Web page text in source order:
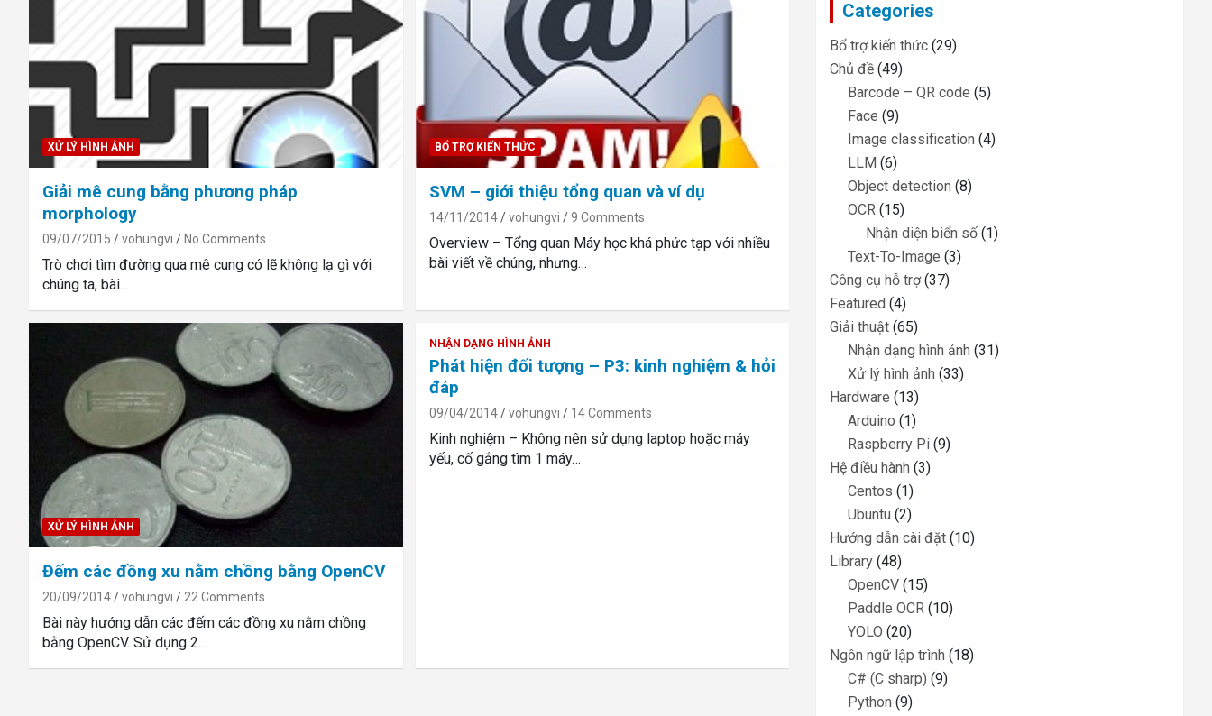
XỬ LÝ HÌNH ẢNH
Giải mê cung bằng phương pháp
morphology
09/07/2015 vohungvi No Comments
Trò chơi tìm đường qua mê cung có lẽ không lạ gì với
chúng ta, bài…
BỔ TRỢ KIẾN THỨC
SVM – giới thiệu tổng quan và ví dụ
14/11/2014 vohungvi 9 Comments
Overview – Tổng quan Máy học khá phức tạp với nhiều
bài viết về chúng, nhưng…
XỬ LÝ HÌNH ẢNH
Đếm các đồng xu nằm chồng bằng OpenCV
20/09/2014 vohungvi 22 Comments
Bài này hướng dẫn các đếm các đồng xu nằm chồng
bằng OpenCV. Sử dụng 2…
NHẬN DẠNG HÌNH ẢNH
Phát hiện đối tượng – P3: kinh nghiệm & hỏi
đáp
09/04/2014 vohungvi 14 Comments
Kinh nghiệm – Không nên sử dụng laptop hoặc máy
yếu, cố gắng tìm 1 máy…
Categories
Bổ trợ kiến thức (29)
Chủ đề (49)
Barcode – QR code (5)
Face (9)
Image classification (4)
LLM (6)
Object detection (8)
OCR (15)
Nhận diện biển số (1)
Text-To-Image (3)
Công cụ hỗ trợ(37)
Featured (4)
Giải thuật (65)
Nhận dạng hình ảnh (31)
Xử lý hình ảnh (33)
Hardware (13)
Arduino (1)
Raspberry Pi (9)
Hệ điều hành (3)
Centos (1)
Ubuntu (2)
Hướng dẫn cài đặt (10)
Library (48)
OpenCV (15)
Paddle OCR (10)
YOLO (20)
Ngôn ngữ lập trình (18)
C# (C sharp) (9)
Python (9)